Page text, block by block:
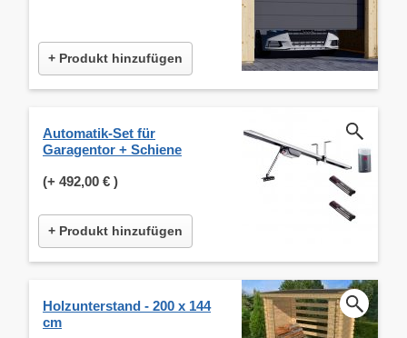
+ Produkt hinzufügen
Automatik-Set für
Garagentor + Schiene
(+ 492,00 € )
+ Produkt hinzufügen
Holzunterstand - 200 x 144
cm